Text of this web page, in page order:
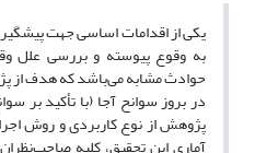
یکی از اقدامات اساسی جهت
به وقوع پیوسته و بررسی علل
حوادث مشابه می‌باشد که هدف از
در بروز سوانح آجا (با تأکید بر
پژوهش از نوع کاربردی و روش